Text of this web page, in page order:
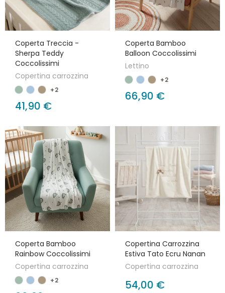
Coperta Treccia -
Sherpa Teddy
Coccolissimi
Copertina carrozzina
+2
41,90 €
Coperta Bamboo
Balloon Coccolissimi
Lettino
+2
66,90 €
Coperta Bamboo
Rainbow Coccolissimi
Copertina carrozzina
+2
Copertina Carrozzina
Estiva Tato Ecru Nanan
Copertina carrozzina
54,00 €